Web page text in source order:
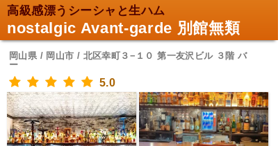
高級感漂うシーシャと生ハム
nostalgic Avant-garde 別館無類
岡山県 / 岡山市 / 北区幸町３−１０ 第一友沢ビル ３階 バ
ー
5.0